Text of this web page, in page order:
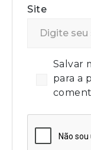
Site
Salvar
para a